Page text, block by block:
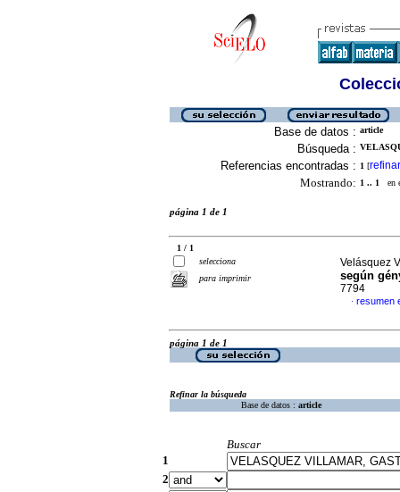
Base de datos : article
Búsqueda :
Referencias encontradas : 1 [refinar
Mostrando: 1 .. 1 en
página 1 de 1
1 / 1
selecciona
para imprimir
Velásquez
según
7794
· resumen
página 1 de 1
Refinar la búsqueda
Base de datos : article
Buscar
1
2